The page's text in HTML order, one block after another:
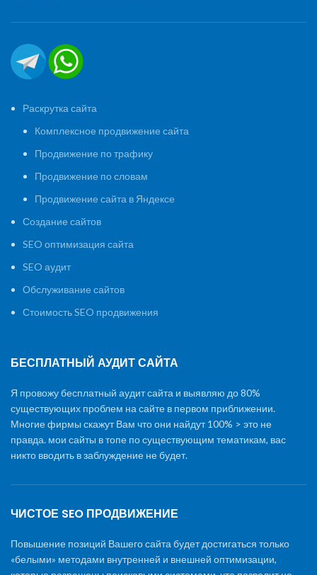
Раскрутка сайта
Комплексное продвижение сайта
Продвижение по трафику
Продвижение по словам
Продвижение сайта в Яндексе
Создание сайтов
SEO оптимизация сайта
SEO аудит
Обслуживание сайтов
Стоимость SEO продвижения
БЕСПЛАТНЫЙ АУДИТ САЙТА
Я провожу бесплатный аудит сайта и выявляю до 80%
существующих проблем на сайте в первом приближении.
Многие фирмы скажут Вам что они найдут 100% > это не
правда. мои сайты в топе по существующим тематикам, вас
никто вводить в заблуждение не будет.
ЧИСТОЕ SEO ПРОДВИЖЕНИЕ
Повышение позиций Вашего сайта будет достигаться только
«белыми» методами внутренней и внешней оптимизации,